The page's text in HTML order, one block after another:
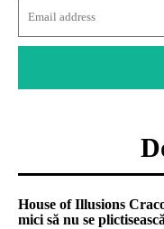
House of Illusions
mici să nu se